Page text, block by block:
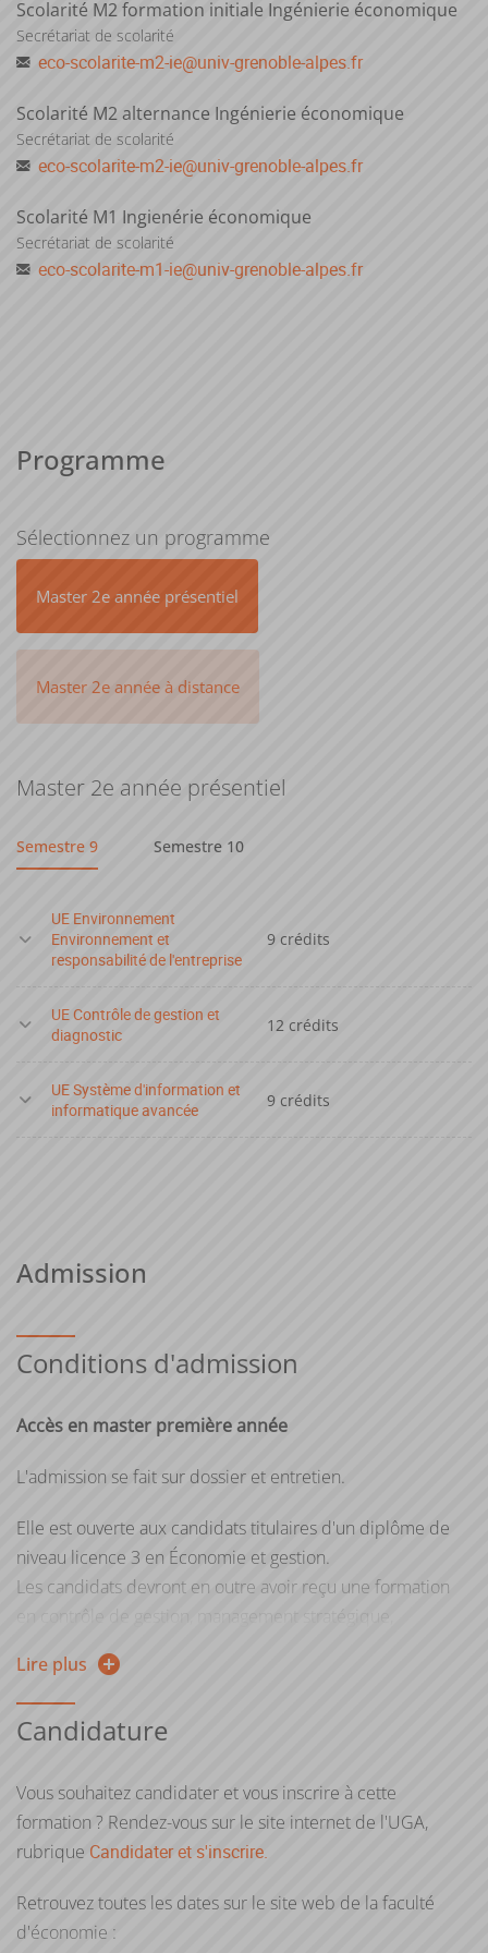
Scolarité M2 formation initiale Ingénierie économique
Secrétariat de scolarité
eco-scolarite-m2-ie@univ-grenoble-alpes.fr
Scolarité M2 alternance Ingénierie économique
Secrétariat de scolarité
eco-scolarite-m2-ie@univ-grenoble-alpes.fr
Scolarité M1 Ingienérie économique
Secrétariat de scolarité
eco-scolarite-m1-ie@univ-grenoble-alpes.fr
Programme
Sélectionnez un programme
Master 2e année présentiel
Master 2e année à distance
Master 2e année présentiel
Semestre 9 Semestre 10
UE Environnement
Environnement et
responsabilité de l'entreprise
9 crédits
UE Contrôle de gestion et
diagnostic
12 crédits
UE Système d'information et
informatique avancée
9 crédits
Admission
Conditions d'admission
Accès en master première année
L'admission se fait sur dossier et entretien.
Elle est ouverte aux candidats titulaires d'un diplôme de
niveau licence 3 en Économie et gestion.
Les candidats devront en outre avoir reçu une formation
en contrôle de gestion, management stratégique,
bases de données, programmation) et anglais.
Ils devront également avoir effectué un stage d'au moins 1
mois en milieu professionnel ou justifier d'une expérience
L'admission sera en outre conditionnée à l'évaluation
globale du profil et de la trajectoire de l'étudiant, en tenant
avec la problématique de la formation et les champs
d'exercice professionnels auxquels elle destine.
Lire plus
Candidature
Vous souhaitez candidater et vous inscrire à cette
formation ? Rendez-vous sur le site internet de l'UGA,
rubrique Candidater et s'inscrire.
Retrouvez toutes les dates sur le site web de la faculté
d'économie :